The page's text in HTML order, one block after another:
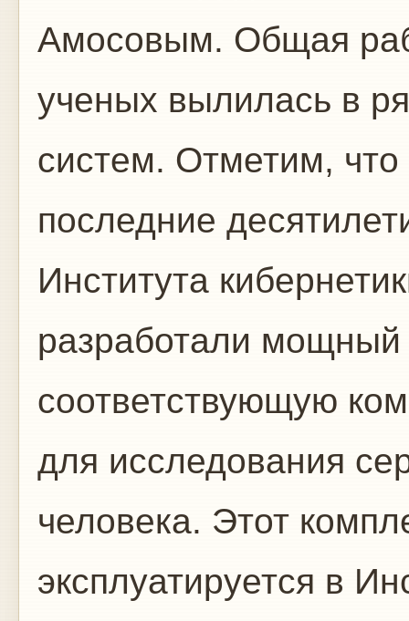
Амосовым. Общая
ученых вылилась в
систем. Отметим,
последние
Института
разработали мощный
соответствующую
для исследования
человека. Этот
эксплуатируется в